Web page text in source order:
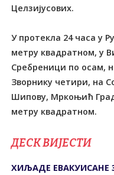
Целзијусових.
У протекла 24 часа у
метру квадратном, у
Сребреници по осам,
Зворнику четири, на
Шипову, Мркоњић
метру квадратном.
ДЕСК ВИЈЕСТИ
ХИЉАДЕ